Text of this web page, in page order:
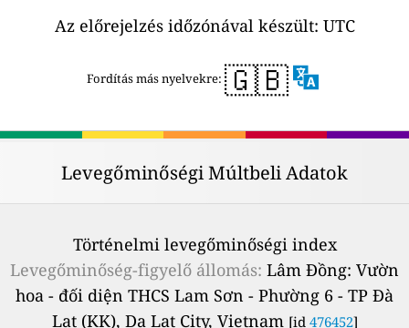
Az előrejelzés időzónával készült: UTC
Fordítás más nyelvekre: 🇬🇧
Levegőminőségi Múltbeli Adatok
Történelmi levegőminőségi index
Levegőminőség-figyelő állomás: Lâm Đồng: Vườn
hoa - đối diện THCS Lam Sơn - Phường 6 - TP Đà
Lạt (KK), Da Lat City, Vietnam [id 476452]